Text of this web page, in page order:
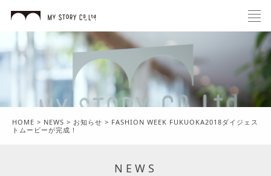
HOME > NEWS > お知らせ > FASHION WEEK FUKUOKA2018ダイジェス
トムービーが完成！
NEWS